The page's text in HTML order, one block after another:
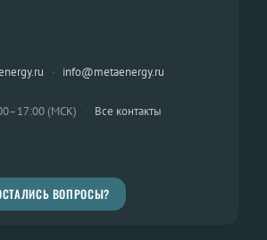
· info@metaenergy.ru
(МСК) · Все контакты
ВОПРОСЫ?